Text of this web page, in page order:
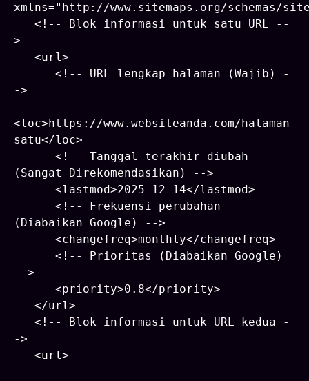
xmlns="http://www.sitemaps.org/schemas/
>
->
<loc>https://www.websiteanda.com/halaman-
satu</loc>
(Sangat Direkomendasikan) -->
(Diabaikan Google) -->
-->
->